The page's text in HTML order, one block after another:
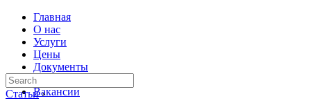
Главная
О нас
Услуги
Цены
Документы
Контакты
Вакансии
Статьи ›